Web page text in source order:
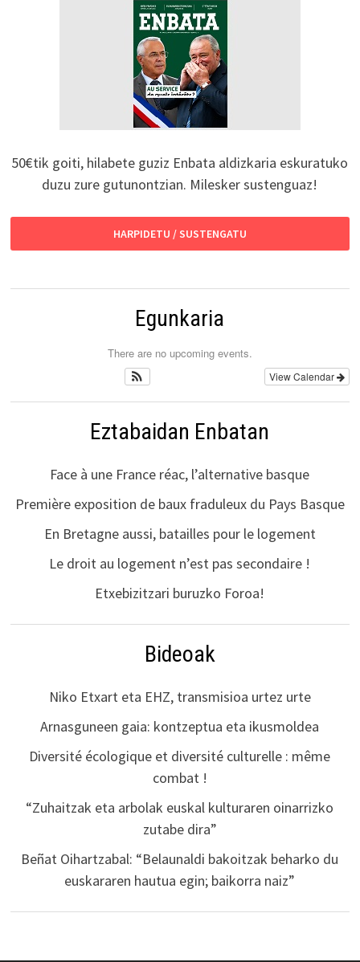
50€tik goiti, hilabete guziz Enbata aldizkaria eskuratuko
duzu zure gutunontzian. Milesker sustenguaz!
HARPIDETU / SUSTENGATU
Egunkaria
There are no upcoming events.
View Calendar
Eztabaidan Enbatan
Face à une France réac, l’alternative basque
Première exposition de baux fraduleux du Pays Basque
En Bretagne aussi, batailles pour le logement
Le droit au logement n’est pas secondaire !
Etxebizitzari buruzko Foroa!
Bideoak
Niko Etxart eta EHZ, transmisioa urtez urte
Arnasguneen gaia: kontzeptua eta ikusmoldea
Diversité écologique et diversité culturelle : même
combat !
“Zuhaitzak eta arbolak euskal kulturaren oinarrizko
zutabe dira”
Beñat Oihartzabal: “Belaunaldi bakoitzak beharko du
euskararen hautua egin; baikorra naiz”